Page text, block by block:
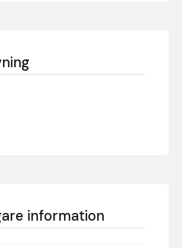
information